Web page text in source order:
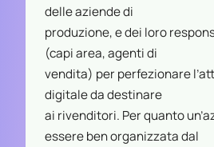
delle aziende di
produzione, e dei loro
(capi area, agenti di
vendita) per perfezionare
digitale da destinare
ai rivenditori. Per quanto
essere ben organizzata dal